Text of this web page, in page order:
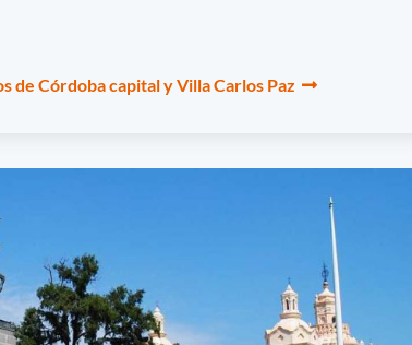
de Córdoba capital y Villa Carlos Paz